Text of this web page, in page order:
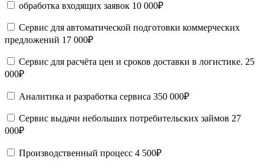
обработка входящих заявок 10 000₽
Сервис для автоматической подготовки коммерческих
предложений 17 000₽
Сервис для расчёта цен и сроков доставки в логистике. 25
000₽
Аналитика и разработка сервиса 350 000₽
Сервис выдачи небольших потребительских займов 27
000₽
Производственный процесс 4 500₽